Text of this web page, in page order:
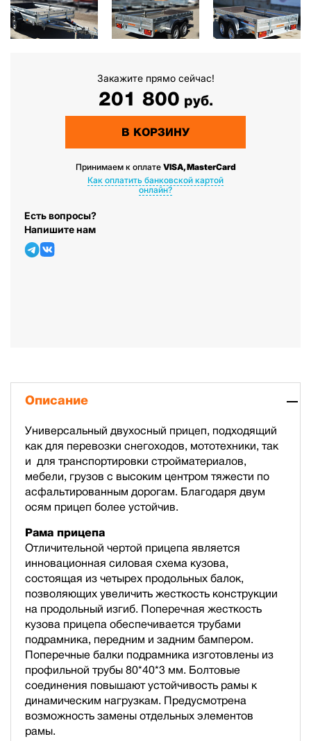
Закажите прямо сейчас!
201 800 руб.
В КОРЗИНУ
Принимаем к оплате VISA, MasterCard
Как оплатить банковской картой
онлайн?
Есть вопросы?
Напишите нам
Описание
Универсальный двухосный прицеп, подходящий
как для перевозки снегоходов, мототехники, так
и для транспортировки стройматериалов,
мебели, грузов с высоким центром тяжести по
асфальтированным дорогам. Благодаря двум
осям прицеп более устойчив.
Рама прицепа
Отличительной чертой прицепа является
инновационная силовая схема кузова,
состоящая из четырех продольных балок,
позволяющих увеличить жесткость конструкции
на продольный изгиб. Поперечная жесткость
кузова прицепа обеспечивается трубами
подрамника, передним и задним бампером.
Поперечные балки подрамника изготовлены из
профильной трубы 80*40*3 мм. Болтовые
соединения повышают устойчивость рамы к
динамическим нагрузкам. Предусмотрена
возможность замены отдельных элементов
рамы.